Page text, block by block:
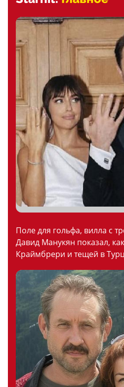
Поле для гольфа, вилла с
Давид Манукян показал,
Краймбрери и тещей в